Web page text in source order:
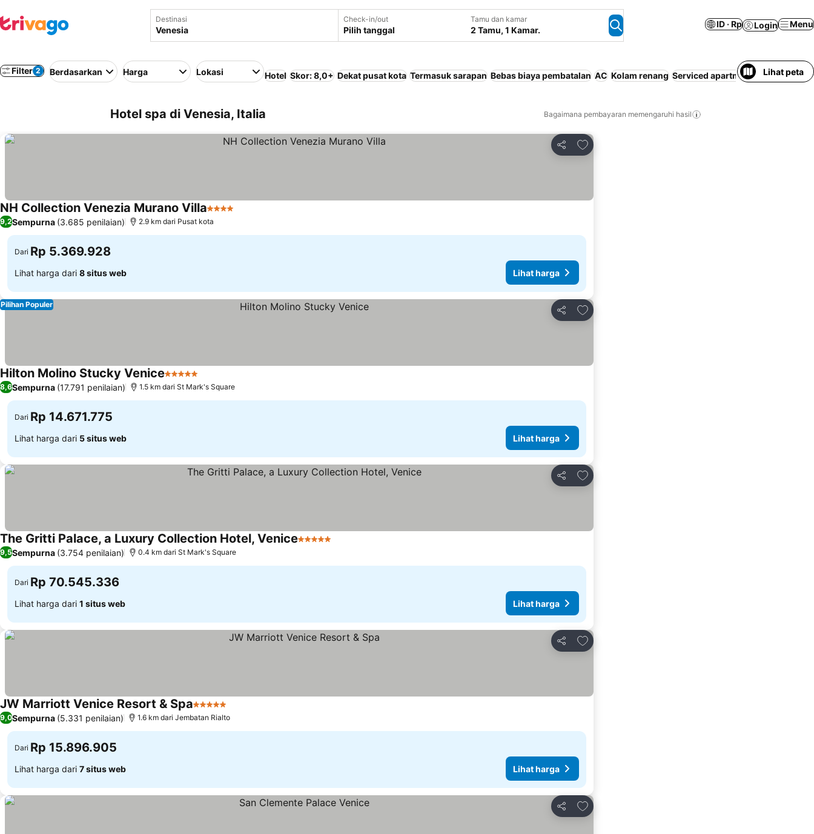
Destinasi Check-in/out
Pilih tanggal
Tamu dan kamar
2 Tamu, 1 Kamar.
ID · Rp Login Menu
Filter 2 Berdasarkan Harga Lokasi Hotel Skor: 8,0+ Dekat pusat kota Termasuk sarapan Bebas biaya pembatalan AC Kolam renang Serviced apartment Parkir Paket
Lihat peta
Hotel spa di Venesia, Italia Bagaimana pembayaran memengaruhi hasil
Bagikan
Tambahkan ke favorit
NH Collection Venezia Murano Villa4 Bintang
9,2Sempurna (3.685 penilaian) 2.9 km dari Pusat kota
Dari Rp 5.369.928
Lihat harga dari 8 situs web Lihat harga
Bagikan
Tambahkan ke favorit
Pilihan Populer
Hilton Molino Stucky Venice5 Bintang
8,6Sempurna (17.791 penilaian) 1.5 km dari St Mark's Square
Dari Rp 14.671.775
Lihat harga dari 5 situs web Lihat harga
Bagikan
Tambahkan ke favorit
The Gritti Palace, a Luxury Collection Hotel, Venice5 Bintang
9,5Sempurna (3.754 penilaian) 0.4 km dari St Mark's Square
Dari Rp 70.545.336
Lihat harga dari 1 situs web Lihat harga
Bagikan
Tambahkan ke favorit
JW Marriott Venice Resort & Spa5 Bintang
9,0Sempurna (5.331 penilaian) 1.6 km dari Jembatan Rialto
Dari Rp 15.896.905
Lihat harga dari 7 situs web Lihat harga
Bagikan
Tambahkan ke favorit